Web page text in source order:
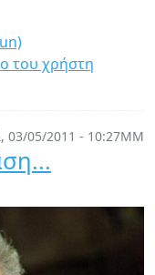
του χρήστη
03/05/2011 - 10:27ΜΜ